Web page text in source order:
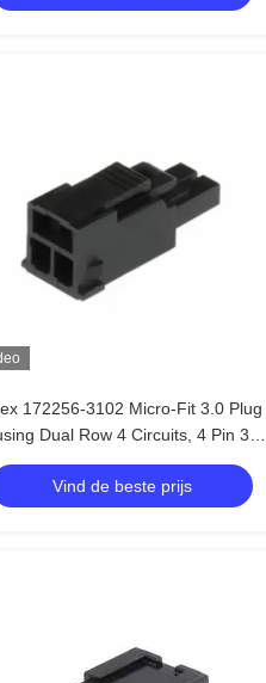
172256-3102 Micro-Fit 3.0 Plug
Dual Row 4 Circuits, 4 Pin 3
in voorraad 172256-3102
Vind de beste prijs